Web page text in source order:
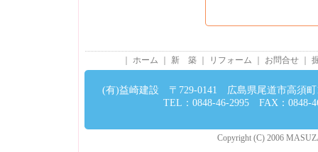
ホーム 新 築 リフォーム お問合せ
(有)益崎建設 〒729-0141 広島県尾道市高須町
TEL：0848-46-2995 FAX：0848-
Copyright (C) 2006